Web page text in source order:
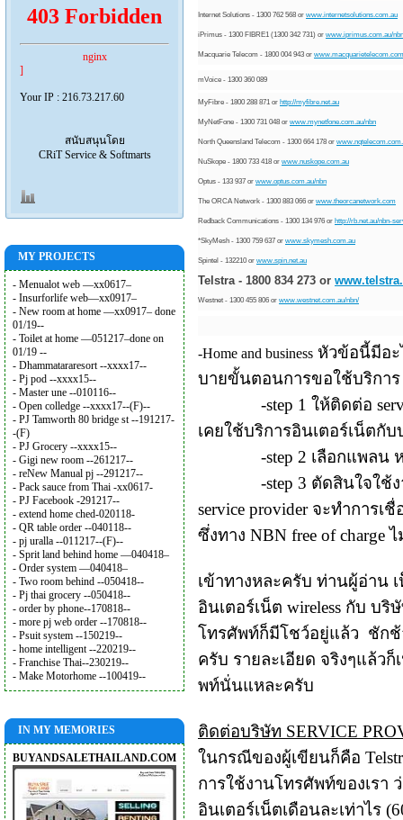
403 Forbidden
nginx
]
Your IP : 216.73.217.60
สนับสนุนโดย
CRiT Service & Softmarts
MY PROJECTS
- Menualot web —xx0617–
- Insurforlife web—xx0917–
- New room at home —xx0917– done
01/19--
- Toilet at home —051217–done on
01/19 --
- Dhammatararesort --xxxx17--
- Pj pod --xxxx15--
- Master une --010116--
- Open colledge --xxxx17--(F)--
- PJ Tamworth 80 bridge st --191217-
-(F)
- PJ Grocery --xxxx15--
- Gigi new room --261217--
- reNew Manual pj --291217--
- Pack sauce from Thai -xx0617-
- PJ Facebook -291217--
- extend home ched-020118-
- QR table order --040118--
- pj uralla --011217--(F)--
- Sprit land behind home —040418–
- Order system —040418–
- Two room behind --050418--
- Pj thai grocery --050418--
- order by phone--170818--
- more pj web order --170818--
- Psuit system --150219--
- home intelligent --220219--
- Franchise Thai--230219--
- Make Motorhome --100419--
IN MY MEMORIES
BUYANDSALETHAILAND.COM
Internet Solutions - 1300 762 568 or www.internetsolutions.com. au
iPrimus - 1300 FIBRE1 (1300 342 731) or www.iprimus.com.au/nbn
Macquarie Telecom - 1800 004 943 or www.macquarietelecom.com
mVoice - 1300 360 089
MyFibre - 1800 288 871 or http://myfibre.net.au
MyNetFone - 1300 731 048 or www.mynetfone.com.au/nbn
North Queensland Telecom - 1300 664 178 or
NuSkope - 1800 733 418 or www.nuskope.com.au
Optus - 133 937 or www.optus.com.au/nbn
The ORCA Network - 1300 883 066 or www.theorcanetwork.com
Redback Communications - 1300 134 976 or http://rb.net.au/nbn-
*SkyMesh - 1300 759 637 or www.skymesh.com.au
Spintel - 132210 or www.spin.net.au
Telstra - 1800 834 273 or www.te
Westnet - 1300 455 806 or www.westnet.com.au/nbn/
-Home and business หัวข้อนี้มีอ
บายขั้นตอนการขอใช้บริกา
-step 1 ให้ติดต่อ
เคยใช้บริการอินเตอร์เน็ตกับ
-step 2 เลือกแพลน
-step 3 ตัดสินใจใช้
service provider จะทำการเ
ซึ่งทาง NBN free of chargeไ
เข้าทางหละครับ ท่านผู้อ่าน
อินเตอร์เน็ต wireless กับ บริ
โทรศัพท์ก็มีโชว์อยู่แล้ว ชักช้
ครับ รายละเอียด จริงๆแล้ว
พท์นั่นแหละครับ
ติดต่อบริษัท SERVICE
ในกรณีของผู้เขียนก็คือ
การใช้งานโทรศัพท์ของเรา
อินเตอร์เน็ตเดือนละเท่าไร